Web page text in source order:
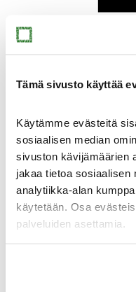
Tämä sivusto käyttää
Käytämme evästeitä
sosiaalisen median
sivuston kävijämäärien
jakaa tietoa sosiaalisen
analytiikka-alan
käytetään. Osa
palveluiden asettamia.
Yhteystiedot
Medialle
Taidemuseon
Heikkilän museoalue
Heikkilän museoalue
Aukioloajat,